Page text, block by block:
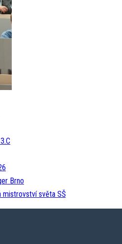
Brno
mistrovství světa SŠ